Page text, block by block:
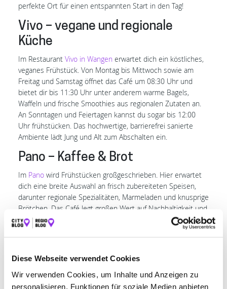
Diese Webseite verwendet Cookies
Wir verwenden Cookies, um Inhalte und Anzeigen zu
personalisieren, Funktionen für soziale Medien anbieten
perfekte Ort für einen entspannten Start in den Tag!
Vivo – vegane und regionale
Küche
Im Restaurant Vivo in Wangen erwartet dich ein köstliches,
veganes Frühstück. Von Montag bis Mittwoch sowie am
Freitag und Samstag öffnet das Café um 08:30 Uhr und
bietet dir bis 11:30 Uhr unter anderem warme Bagels,
Waffeln und frische Smoothies aus regionalen Zutaten an.
An Sonntagen und Feiertagen kannst du sogar bis 12:00
Uhr frühstücken. Das hochwertige, barrierefrei sanierte
Ambiente lädt Jung und Alt zum Abschalten ein.
Pano – Kaffee & Brot
Im Pano wird Frühstücken großgeschrieben. Hier erwartet
dich eine breite Auswahl an frisch zubereiteten Speisen,
darunter regionale Spezialitäten, Marmeladen und knusprige
Brötchen. Das Café legt großen Wert auf Nachhaltigkeit und
verwendet überwiegend lokale sowie saisonale Zutaten. Die
gemütliche Atmosphäre mit liebevoller Dekoration schafft
verschiedene Kaffeevariationen an. Ob allein oder im
Freundeskreis – das Frühstück im Pano ist ein Genuss!